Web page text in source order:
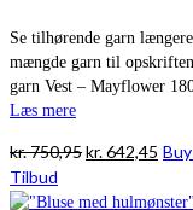
Se tilhørende garn
mængde garn til
garn Vest – Mayflower
Læs mere
kr.750,95Den
pris
kr.642,45 Den
pris
Tilbud